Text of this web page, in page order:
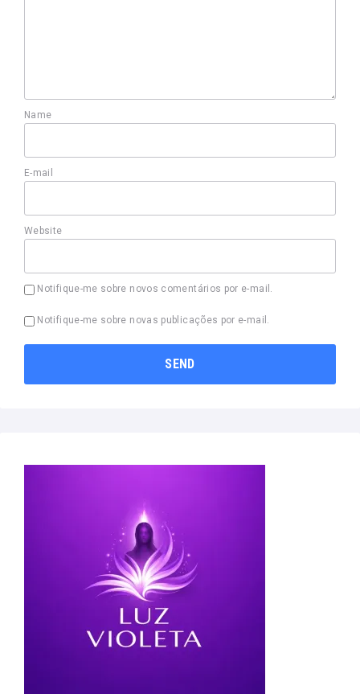
Name
E-mail
Website
Notifique-me sobre novos comentários por e-mail.
Notifique-me sobre novas publicações por e-mail.